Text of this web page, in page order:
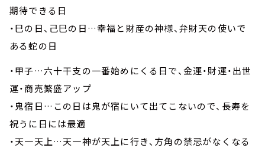
期待できる日
・巳の日、己巳の日…幸福と財産の神様、弁財天の使いで
ある蛇の日
・甲子…六十干支の一番始めにくる日で、金運・財運・出世
運・商売繁盛アップ
・鬼宿日…この日は鬼が宿にいて出てこないので、長寿を
祝うに日には最適
・天一天上…天一神が天上に行き、方角の禁忌がなくなる